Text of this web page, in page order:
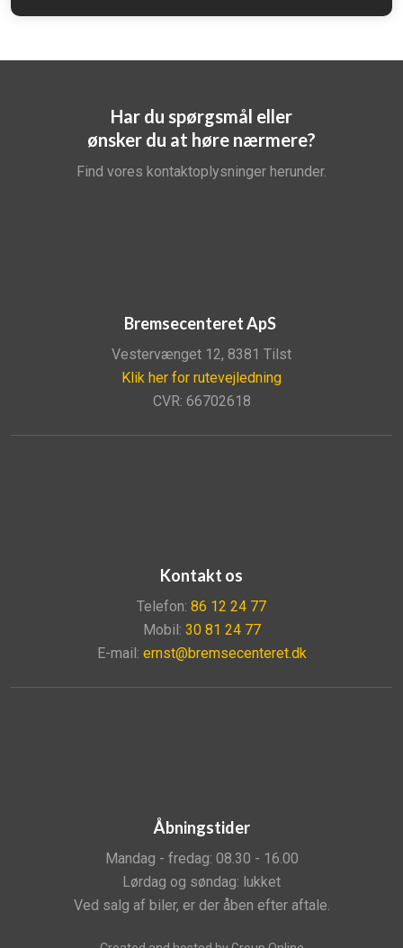
Har du spørgsmål eller
​ønsker du at høre nærmere?
Find vores kontaktoplysninger herunder.
Bremsecenteret ApS
Vestervænget 12, 8381 Tilst
Klik her for rutevejledning
CVR: 66702618
Kontakt os
Telefon: 86 12 24 77
Mobil: 30 81 24 77
E-mail: ernst@bremsecenteret.dk
Åbningstider
Mandag - fredag: 08.30 - 16.00
Lørdag og søndag: lukket
Ved salg af biler, er der åben efter aftale.